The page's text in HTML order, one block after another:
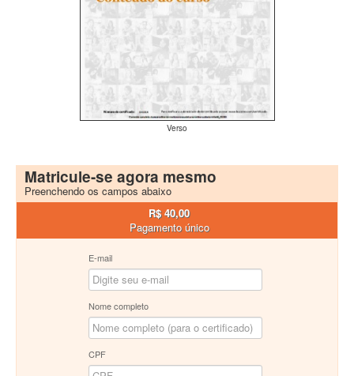
Verso
Matricule-se agora mesmo
Preenchendo os campos abaixo
R$ 40,00
Pagamento único
E-mail
Nome completo
CPF